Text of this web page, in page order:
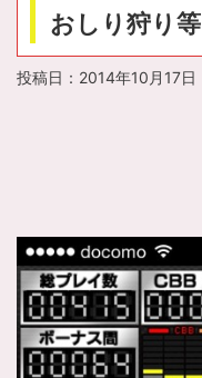
おしり狩り等
投稿日： 2014年10月17日